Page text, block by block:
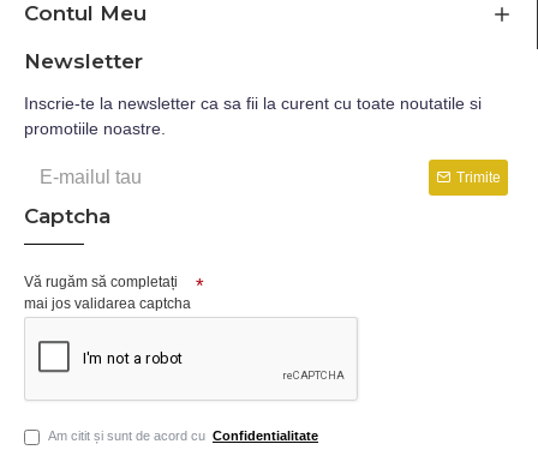
Contul Meu
Newsletter
Inscrie-te la newsletter ca sa fii la curent cu toate noutatile si
promotiile noastre.
Trimite
Captcha
Vă rugăm să completați
mai jos validarea captcha
Am citit și sunt de acord cu Confidentialitate